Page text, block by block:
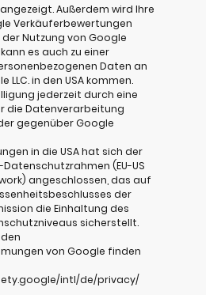
Außerdem wird Ihre
Verkäuferbewertungen
Nutzung von Google
es auch zu einer
Daten an
LLC. in den USA kommen.
jederzeit durch eine
die Datenverarbeitung
gegenüber Google
in die USA hat sich der
Datenschutzrahmen (EU-US
angeschlossen, das auf
der
die Einhaltung des
sicherstellt.
von Google finden
intl/de/privacy/